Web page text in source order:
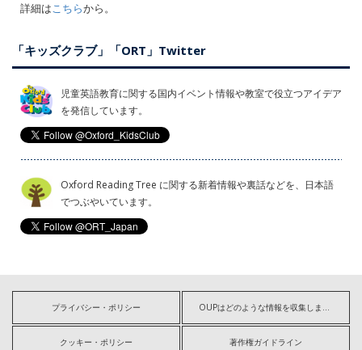
詳細はこちらから。
「キッズクラブ」「ORT」Twitter
児童英語教育に関する国内イベント情報や教室で役立つアイデア
を発信しています。
Oxford Reading Tree に関する新着情報や裏話などを、日本語
でつぶやいています。
プライバシー・ポリシー OUPはどのような情報を収集しますか?
クッキー・ポリシー 著作権ガイドライン